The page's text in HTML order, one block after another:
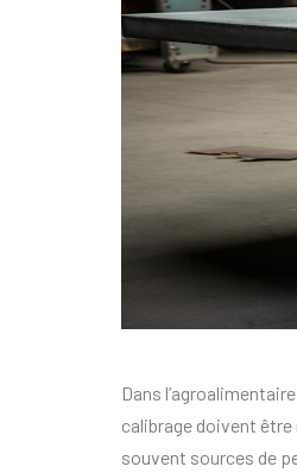
Dans
calibrage doivent
souvent sources de